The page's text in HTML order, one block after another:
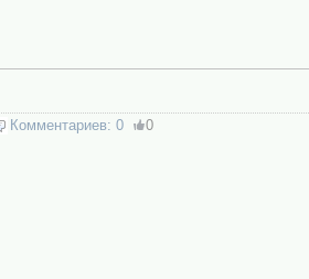
Комментариев: 0 0